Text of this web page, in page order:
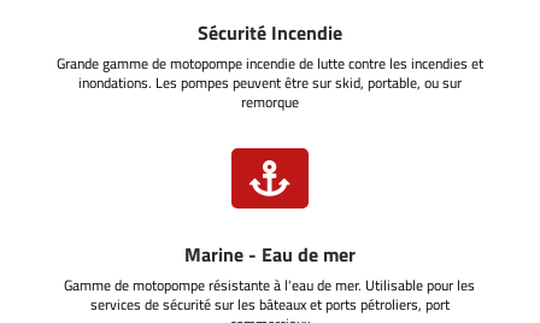
Sécurité Incendie
Grande gamme de motopompe incendie de lutte contre les incendies et
inondations. Les pompes peuvent être sur skid, portable, ou sur
remorque

Marine - Eau de mer
Gamme de motopompe résistante à l'eau de mer. Utilisable pour les
services de sécurité sur les bâteaux et ports pétroliers, port